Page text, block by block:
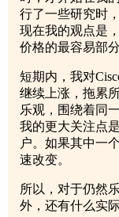
行了一些研究时
现在我的观点是
价格的最容易部分
短期内，我对
继续上涨，拖累
乐观，围绕着同
我的更大关注点
户。如果其中一
速改变。
所以，对于仍然
外，还有什么实